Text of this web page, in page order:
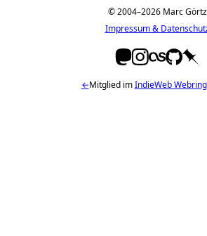
© 2004–2026 Marc Görtz
Impressum &
←Mitglied imIndieWeb Webring